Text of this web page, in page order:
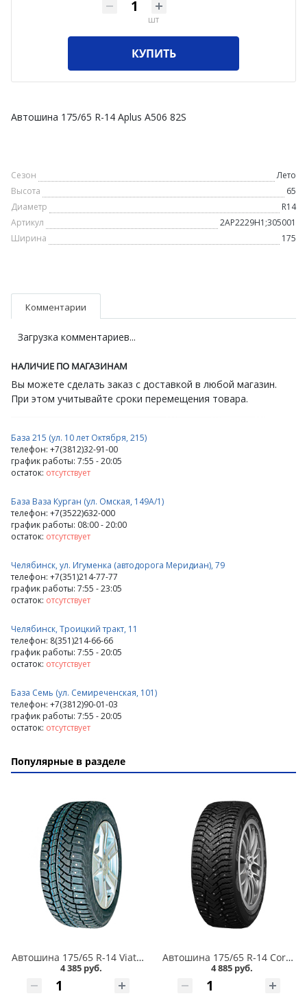
шт
КУПИТЬ
Автошина 175/65 R-14 Aplus A506 82S
Сезон
Лето
Высота
65
Диаметр
R14
Артикул
2AP2229H1;305001
Ширина
175
Комментарии
Загрузка комментариев...
НАЛИЧИЕ ПО МАГАЗИНАМ
Вы можете сделать заказ с доставкой в любой магазин.
При этом учитывайте сроки перемещения товара.
База 215 (ул. 10 лет Октября, 215)
телефон: +7(3812)32-91-00
график работы: 7:55 - 20:05
остаток: отсутствует
База Ваза Курган (ул. Омская, 149А/1)
телефон: +7(3522)632-000
график работы: 08:00 - 20:00
остаток: отсутствует
Челябинск, ул. Игуменка (автодорога Меридиан), 79
телефон: +7(351)214-77-77
график работы: 7:55 - 23:05
остаток: отсутствует
Челябинск, Троицкий тракт, 11
телефон: 8(351)214-66-66
график работы: 7:55 - 20:05
остаток: отсутствует
База Семь (ул. Семиреченская, 101)
телефон: +7(3812)90-01-03
график работы: 7:55 - 20:05
остаток: отсутствует
Популярные в разделе
Автошина 175/65 R-14 Viatti Brina Nordico V-522 82T шип в Кургане
4 385 руб.
Автошина 175/65 R-14 Cordiant Snow Cross 2 86T шип в Кургане
4 885 руб.